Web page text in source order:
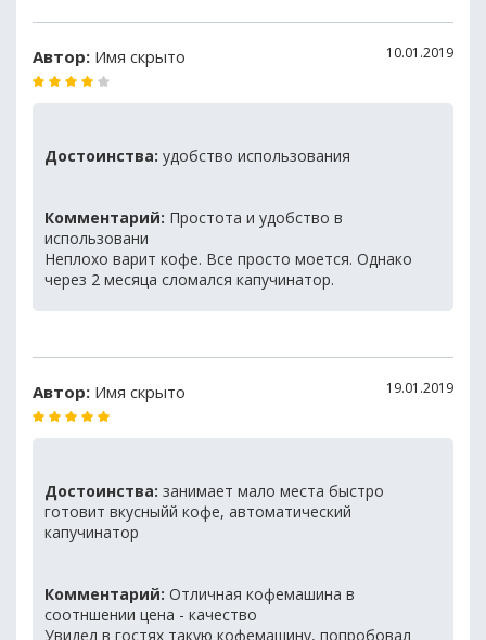
Автор: Имя скрыто 10.01.2019
Достоинства: удобство использования
Комментарий: Простота и удобство в
использовани
Неплохо варит кофе. Все просто моется. Однако
через 2 месяца сломался капучинатор.
Автор: Имя скрыто 19.01.2019
Достоинства: занимает мало места быстро
готовит вкусныйй кофе, автоматический
капучинатор
Комментарий: Отличная кофемашина в
соотншении цена - качество
Увидел в гостях такую кофемашину, попробовал